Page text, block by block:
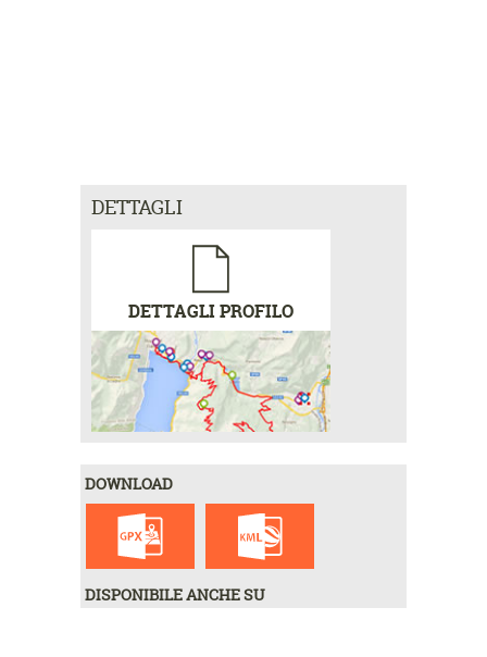
DETTAGLI
DETTAGLI PROFILO
DOWNLOAD
DISPONIBILE ANCHE SU